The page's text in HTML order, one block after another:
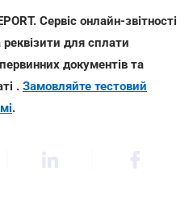
Сервіс онлайн-звітності
для сплати
документів та
. Замовляйте тестовий
.